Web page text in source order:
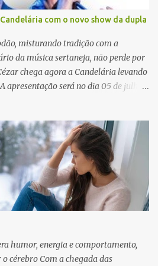
com o novo show da dupla
misturando tradição com a
da música sertaneja, não perde por
chega agora a Candelária levando
apresentação será no dia 05 de julho
ainda nem foi lançado
cantando com a gente, show após
que nos acompanha, desde os
Quadrado’ e, poder seguir juntos
‘Fraquinho de Aparência’, é
cantores. Além de rodar várias regiões
Júnior & Cézar estão lançando
em 2024, contendo 14 faixas
de Fernando Trevisan (Catatau) e
Pepato....
humor, energia e comportamento,
cérebro Com a chegada das